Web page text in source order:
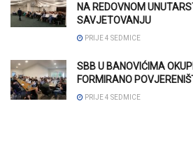
NA REDOVNOM
SAVJETOVANJU
PRIJE 4 SEDMICE
SBB U BANOVIĆIMA
FORMIRANO
PRIJE 4 SEDMICE